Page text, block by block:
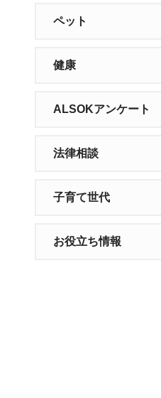
ペット
健康
ALSOKアンケート
法律相談
子育て世代
お役立ち情報